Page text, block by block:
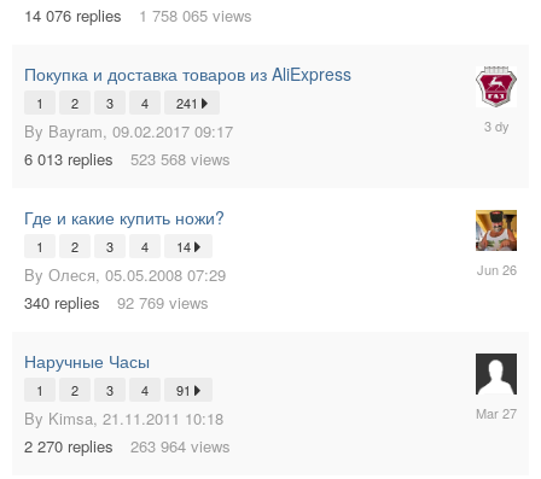
14 076 replies 1 758 065 views
Покупка и доставка товаров из AliExpress
1 2 3 4 241
By Bayram, 09.02.2017 09:17
6 013 replies 523 568 views
11:43
Где и какие купить ножи?
1 2 3 4 14
By Олеся, 05.05.2008 07:29
340 replies 92 769 views
13:31
Наручные Часы
1 2 3 4 91
By Kimsa, 21.11.2011 10:18
2 270 replies 263 964 views
03:41